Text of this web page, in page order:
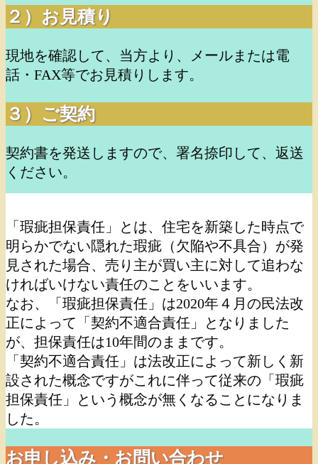
２）お見積り
現地を確認して、当方より、メールまたは電
話・FAX等でお見積りします。
３）ご契約
契約書を発送しますので、署名捺印して、返送
ください。
「瑕疵担保責任」とは、住宅を新築した時点で
明らかでない隠れた瑕疵（欠陥や不具合）が発
見された場合、売り主が買い主に対して追わな
ければいけない責任のことをいいます。
なお、「瑕疵担保責任」は2020年４月の民法改
正によって「契約不適合責任」となりました
が、担保責任は10年間のままです。
「契約不適合責任」は法改正によって新しく新
設された概念ですがこれに伴って従来の「瑕疵
担保責任」という概念が無くなることになりま
した。
お申し込み・お問い合わせ